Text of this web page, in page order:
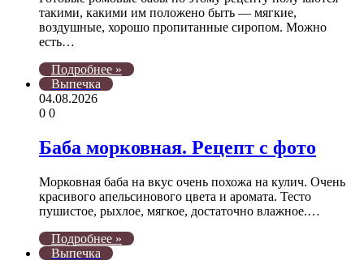
такими, какими им положено быть — мягкие,
воздушные, хорошо пропитанные сиропом. Можно
есть…
Подробнее »
Выпечка
04.08.2026
0 0
Баба морковная. Рецепт с фото
Морковная баба на вкус очень похожа на кулич. Очень
красивого апельсинового цвета и аромата. Тесто
пушистое, рыхлое, мягкое, достаточно влажное.…
Подробнее »
Выпечка